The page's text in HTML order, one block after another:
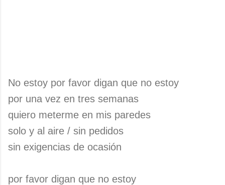
No estoy por favor digan que no estoy
por una vez en tres semanas
quiero meterme en mis paredes
solo y al aire / sin pedidos
sin exigencias de ocasión
por favor digan que no estoy